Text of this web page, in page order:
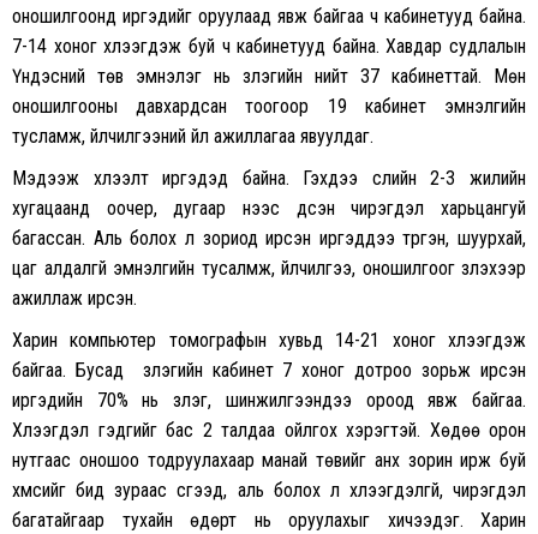
оношилгоонд иргэдийг оруулаад явж байгаа ч кабинетууд байна.
7-14 хоног хүлээгдэж буй ч кабинетууд байна. Хавдар судлалын
Үндэсний төв эмнэлэг нь үзлэгийн нийт 37 кабинеттай. Мөн
оношилгооны давхардсан тоогоор 19 кабинет эмнэлгийн
тусламж, үйлчилгээний үйл ажиллагаа явуулдаг.
Мэдээж хүлээлт иргэдэд байна. Гэхдээ сүүлийн 2-3 жилийн
хугацаанд оочер, дугаар үүнээс үүдсэн чирэгдэл харьцангуй
багассан. Аль болох л зориод ирсэн иргэддээ түргэн, шуурхай,
цаг алдалгүй эмнэлгийн тусалмж, үйлчилгээ, оношилгоог үзүүлэхээр
ажиллаж ирсэн.
Харин компьютер томографын хувьд 14-21 хоног хүлээгдэж
байгаа. Бусад үзлэгийн кабинет 7 хоног дотроо зорьж ирсэн
иргэдийн 70% нь үзлэг, шинжилгээндээ ороод явж байгаа.
Хүлээгдэл гэдгийг бас 2 талдаа ойлгох хэрэгтэй. Хөдөө орон
нутгаас оношоо тодруулахаар манай төвийг анх зорин ирж буй
хүмүүсийг бид зураас үүсгээд, аль болох л хүлээгдэлгүй, чирэгдэл
багатайгаар тухайн өдөрт нь оруулахыг хичээдэг. Харин